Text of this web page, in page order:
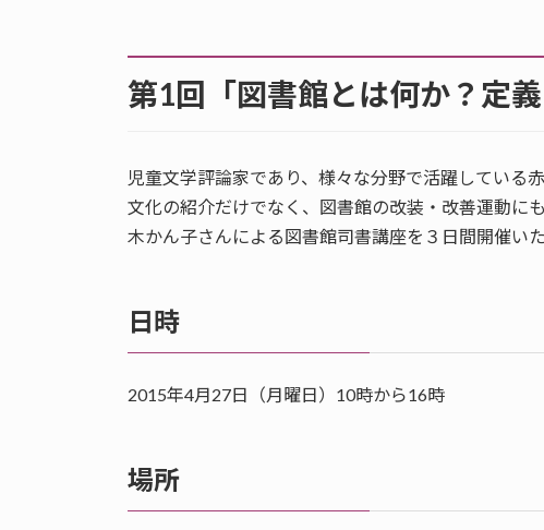
第1回「図書館とは何か？定義
児童文学評論家であり、様々な分野で活躍している
文化の紹介だけでなく、図書館の改装・改善運動に
木かん子さんによる図書館司書講座を３日間開催いた
日時
2015年4月27日（月曜日）10時から16時
場所